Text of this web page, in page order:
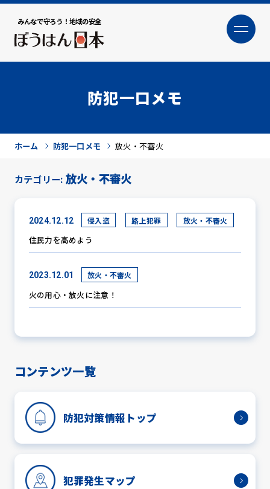
みんなで守ろう！地域の安全
大
犯罪トピックス
防犯活動ニュース
防犯対策情報
防犯一口メモ
ホーム 防犯一口メモ 放火・不審火
カテゴリー: 放火・不審火
2024.12.12 侵入盗 路上犯罪 放火・不審火
住民力を高めよう
2023.12.01 放火・不審火
火の用心・放火に注意！
コンテンツ一覧
防犯対策情報トップ
犯罪発生マップ